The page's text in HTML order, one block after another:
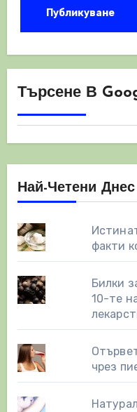
Търсене В
Най-Четени Днес
факти
Билки
10-те
чрез